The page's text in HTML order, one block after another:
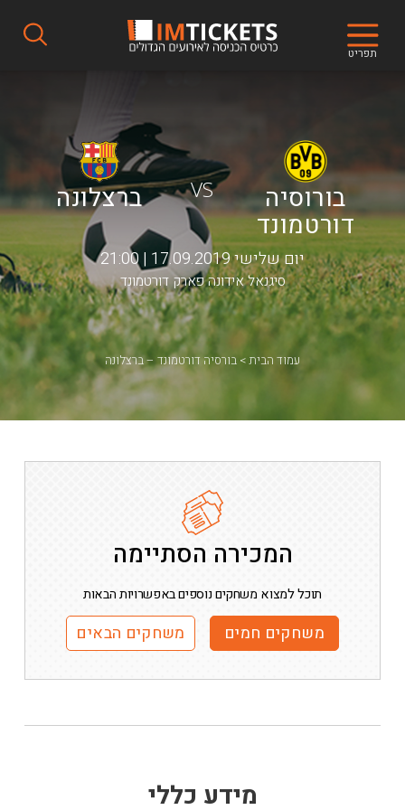
תפריט
בורוסיה
דורטמונד
VS ברצלונה
יום שלישי 17.09.2019 | 21:00
סיגנאל אידונה פארק דורטמונד
בורסיה דורטמונד – ברצלונה עמוד הבית
המכירה הסתיימה
תוכל למצוא משחקים נוספים באפשרויות הבאות
משחקים חמים משחקים הבאים
מידע כללי